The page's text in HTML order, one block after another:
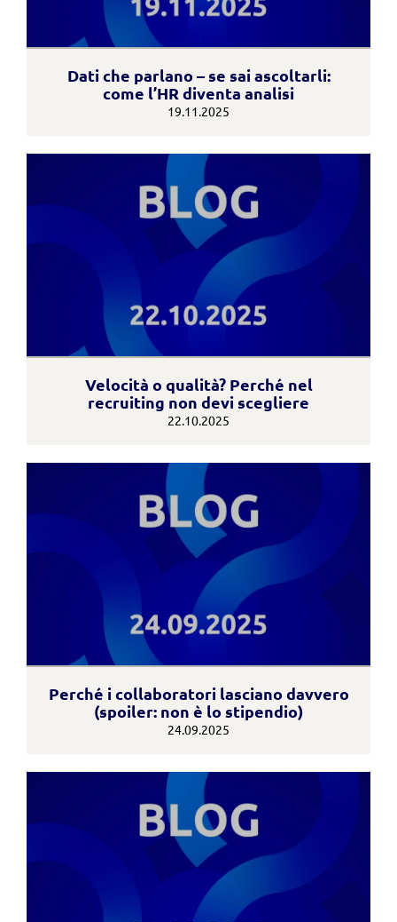
Dati che parlano – se sai ascoltarli:
come l’HR diventa analisi
19.11.2025
Velocità o qualità? Perché nel
recruiting non devi scegliere
22.10.2025
Perché i collaboratori lasciano davvero
(spoiler: non è lo stipendio)
24.09.2025